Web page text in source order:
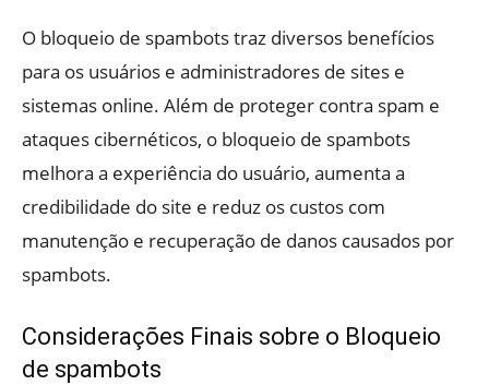
O bloqueio de spambots traz diversos benefícios
para os usuários e administradores de sites e
sistemas online. Além de proteger contra spam e
ataques cibernéticos, o bloqueio de spambots
melhora a experiência do usuário, aumenta a
credibilidade do site e reduz os custos com
manutenção e recuperação de danos causados por
spambots.
Considerações Finais sobre o Bloqueio
de spambots